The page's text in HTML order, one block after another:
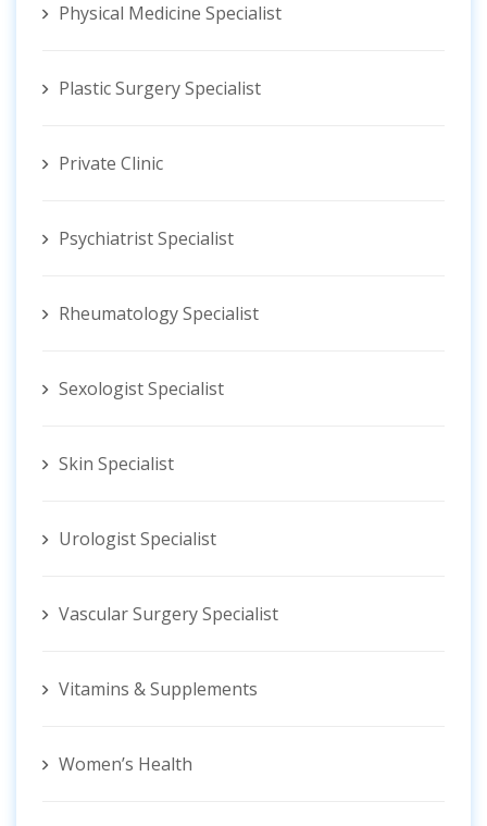
Physical Medicine Specialist
Plastic Surgery Specialist
Private Clinic
Psychiatrist Specialist
Rheumatology Specialist
Sexologist Specialist
Skin Specialist
Urologist Specialist
Vascular Surgery Specialist
Vitamins & Supplements
Women’s Health